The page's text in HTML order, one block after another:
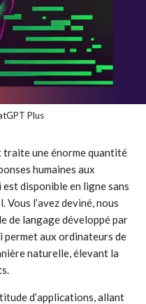
Plus
traite une énorme quantité
humaines aux
disponible en ligne sans
l’avez deviné, nous
de langage développé par
permet aux ordinateurs de
naturelle, élevant la
d’applications, allant